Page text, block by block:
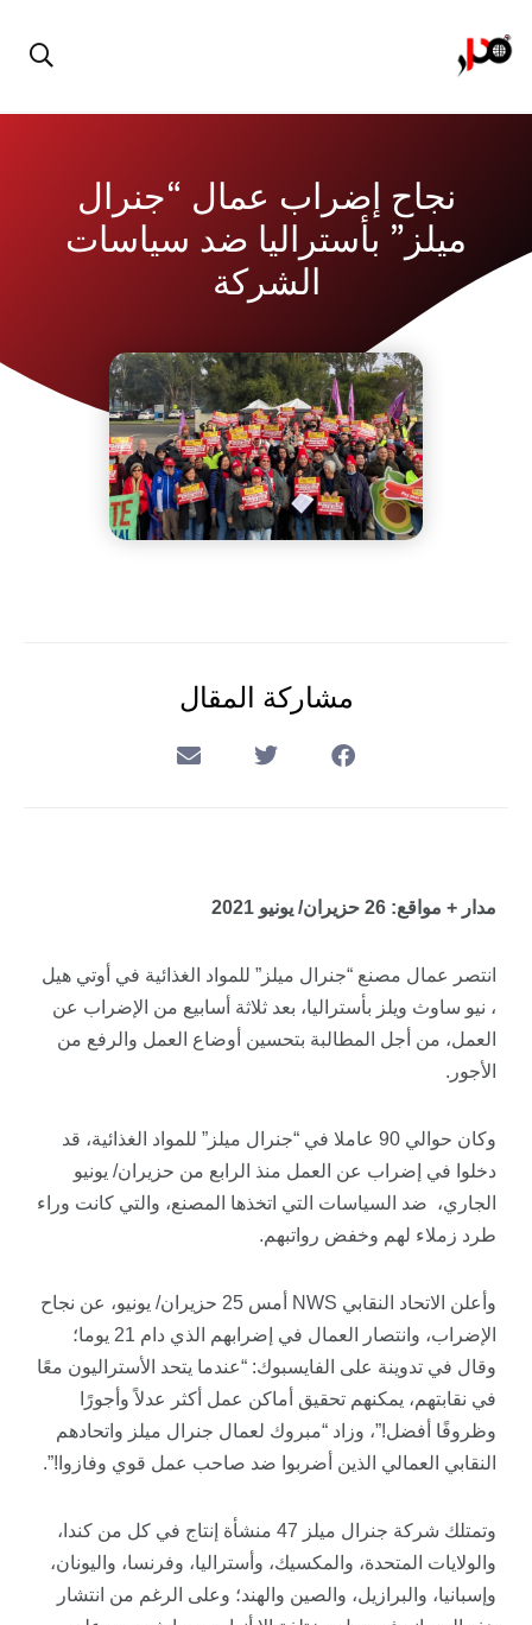
نجاح إضراب عمال “جنرال
ميلز” بأستراليا ضد سياسات
الشركة
مشاركة المقال
مدار + مواقع: 26 حزيران/ يونيو 2021
انتصر عمال مصنع “جنرال ميلز” للمواد الغذائية في أوتي هيل
، نيو ساوث ويلز بأستراليا، بعد ثلاثة أسابيع من الإضراب عن
العمل، من أجل المطالبة بتحسين أوضاع العمل والرفع من
الأجور.
وكان حوالي 90 عاملا في “جنرال ميلز” للمواد الغذائية، قد
دخلوا في إضراب عن العمل منذ الرابع من حزيران/ يونيو
الجاري، ضد السياسات التي اتخذها المصنع، والتي كانت وراء
طرد زملاء لهم وخفض رواتبهم.
وأعلن الاتحاد النقابي NWS أمس 25 حزيران/ يونيو، عن نجاح
الإضراب، وانتصار العمال في إضرابهم الذي دام 21 يوما؛
وقال في تدوينة على الفايسبوك: “عندما يتحد الأستراليون معًا
في نقابتهم، يمكنهم تحقيق أماكن عمل أكثر عدلاً وأجورًا
وظروفًا أفضل!”، وزاد “مبروك لعمال جنرال ميلز واتحادهم
النقابي العمالي الذين أضربوا ضد صاحب عمل قوي وفازوا!”.
وتمتلك شركة جنرال ميلز 47 منشأة إنتاج في كل من كندا،
والولايات المتحدة، والمكسيك، وأستراليا، وفرنسا، واليونان،
وإسبانيا، والبرازيل، والصين والهند؛ وعلى الرغم من انتشار